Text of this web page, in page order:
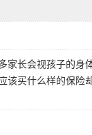
家长会视孩子的
该买什么样的保